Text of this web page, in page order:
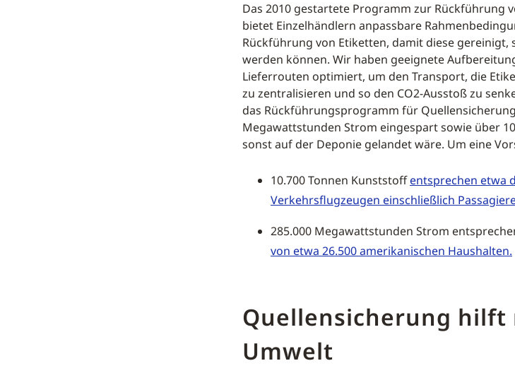
Das 2010 gestartete Programm zur Rückführung
bietet Einzelhändlern anpassbare
Rückführung von Etiketten, damit diese
werden können. Wir haben geeignete
Lieferrouten optimiert, um den Transport, die
zu zentralisieren und so den CO2-Ausstoß zu
das Rückführungsprogramm für
Megawattstunden Strom eingespart sowie über
sonst auf der Deponie gelandet wäre. Um eine
10.700 Tonnen Kunststoffentsprechen etwa
Verkehrsflugzeugen einschließlich
285.000 Megawattstunden Strom
von etwa 26.500 amerikanischen Haushalten.
Quellensicherung
Umwelt